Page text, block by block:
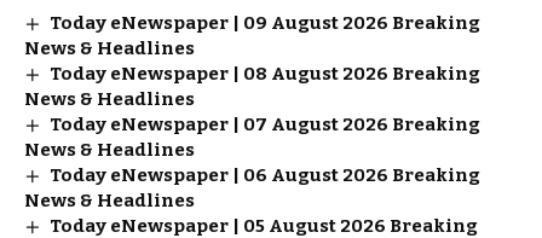
Today eNewspaper | 09 August 2026 Breaking
News & Headlines
Today eNewspaper | 08 August 2026 Breaking
News & Headlines
Today eNewspaper | 07 August 2026 Breaking
News & Headlines
Today eNewspaper | 06 August 2026 Breaking
News & Headlines
Today eNewspaper | 05 August 2026 Breaking